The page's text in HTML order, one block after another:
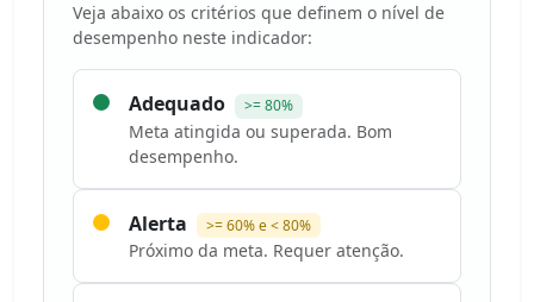
Veja abaixo os critérios que definem o nível de
desempenho neste indicador:
Adequado >= 80%
Meta atingida ou superada. Bom
desempenho.
Alerta >= 60% e < 80%
Próximo da meta. Requer atenção.